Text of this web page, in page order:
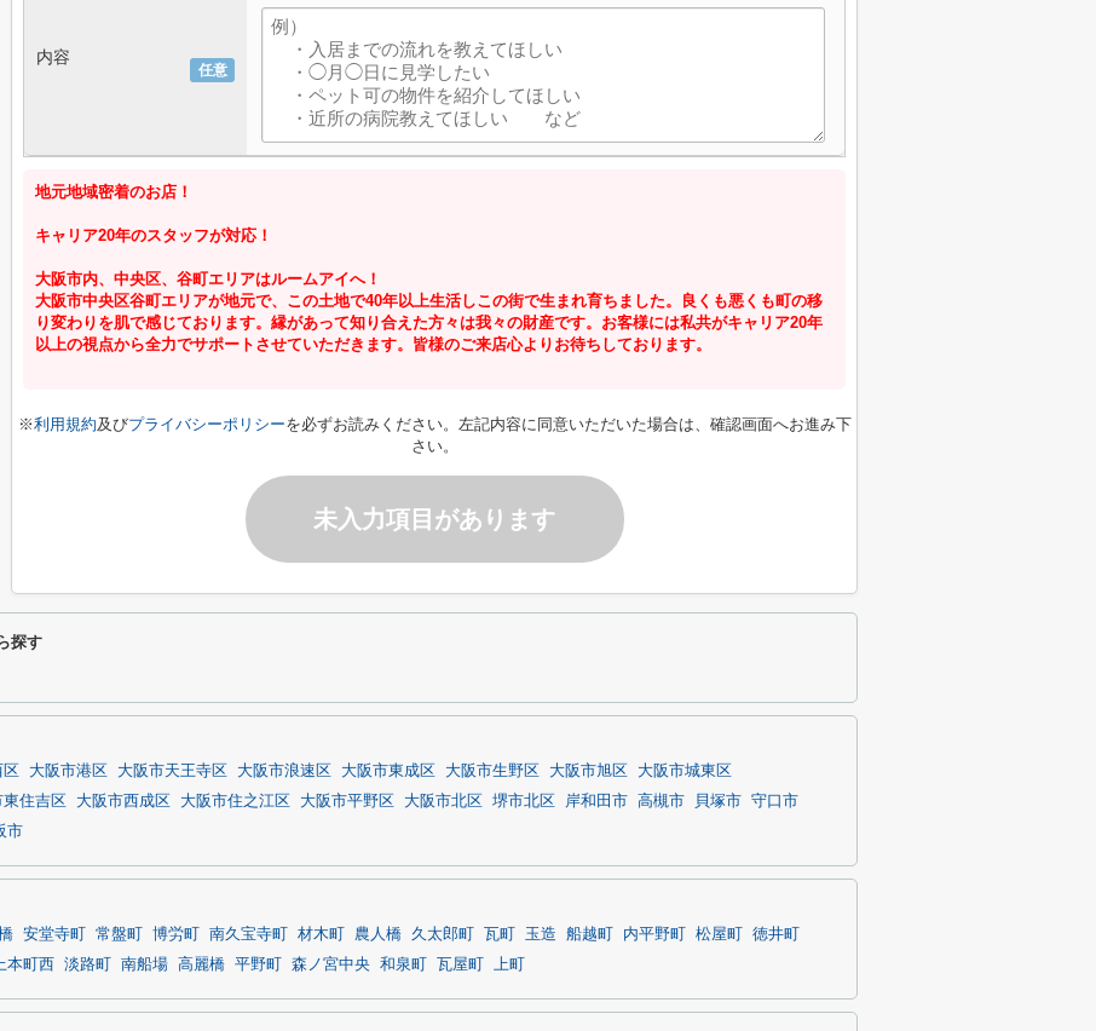
任意
内容
地元地域密着のお店！
キャリア20年のスタッフが対応！
大阪市内、中央区、谷町エリアはルームアイへ！
大阪市中央区谷町エリアが地元で、この土地で40年以上生活しこの街で生まれ育ちました。良くも悪くも町の移
り変わりを肌で感じております。縁があって知り合えた方々は我々の財産です。お客様には私共がキャリア20年
以上の視点から全力でサポートさせていただきます。皆様のご来店心よりお待ちしております。
※利用規約及びプライバシーポリシーを必ずお読みください。左記内容に同意いただいた場合は、確認画面へお進み下
さい。
未入力項目があります
探す
大阪市港区 大阪市天王寺区 大阪市浪速区 大阪市東成区 大阪市生野区 大阪市旭区
大阪市城東区
住吉区 大阪市西成区 大阪市住之江区 大阪市平野区 大阪市北区 堺市北区 岸和田市 高槻市 貝塚市 守口市
市
安堂寺町 常盤町 博労町 南久宝寺町 材木町 農人橋 久太郎町 瓦町 玉造 船越町 内平野町 松屋町
徳井町
本町西 淡路町 南船場 高麗橋 平野町 森ノ宮中央 和泉町 瓦屋町 上町